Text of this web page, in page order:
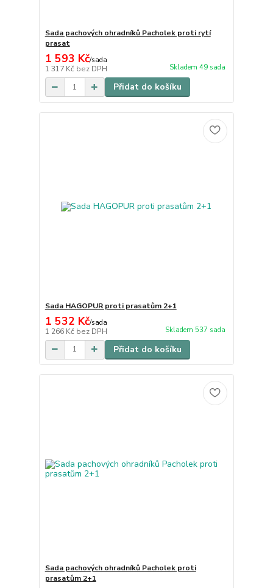
Sada pachových ohradníků Pacholek proti rytí
prasat
1 593 Kč/sada
1 317 Kč bez DPH Skladem 49 sada
Přidat do košíku
Sada HAGOPUR proti prasatům 2+1
1 532 Kč/sada
1 266 Kč bez DPH Skladem 537 sada
Přidat do košíku
Sada pachových ohradníků Pacholek proti
prasatům 2+1